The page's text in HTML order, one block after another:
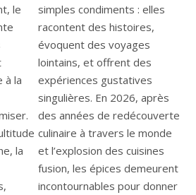
le
à la
la
simples condiments : elles
racontent des histoires,
évoquent des voyages
lointains, et offrent des
expériences gustatives
singulières. En 2026, après
des années de redécouverte
culinaire à travers le monde
et l’explosion des cuisines
fusion, les épices demeurent
incontournables pour donner